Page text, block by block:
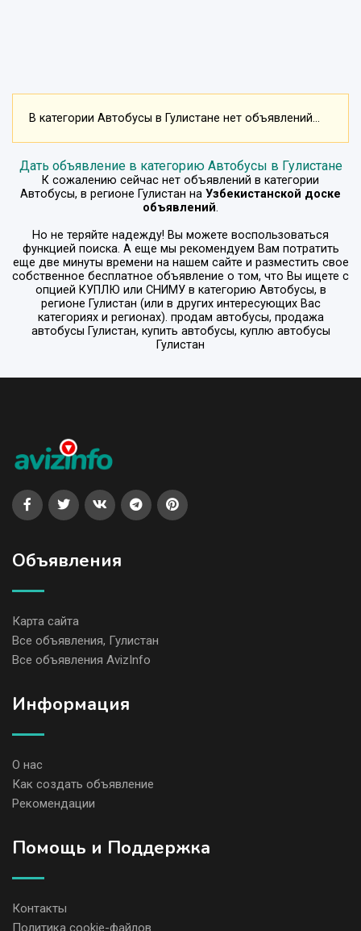
В категории Автобусы в Гулистане нет объявлений...
Дать объявление в категорию Автобусы в Гулистане
К сожалению сейчас нет объявлений в категории
Автобусы, в регионе Гулистан на Узбекистанской доске
объявлений.
Но не теряйте надежду! Вы можете воспользоваться
функцией поиска. А еще мы рекомендуем Вам потратить
еще две минуты времени на нашем сайте и разместить свое
собственное бесплатное объявление о том, что Вы ищете с
опцией КУПЛЮ или СНИМУв категорию Автобусы, в
регионе Гулистан (или в других интересующих Вас
категориях и регионах). продам автобусы, продажа
автобусы Гулистан, купить автобусы, куплю автобусы
Гулистан
Объявления
Карта сайта
Все объявления, Гулистан
Все объявления AvizInfo
Информация
О нас
Как создать объявление
Рекомендации
Помощь и Поддержка
Контакты
Политика cookie-файлов